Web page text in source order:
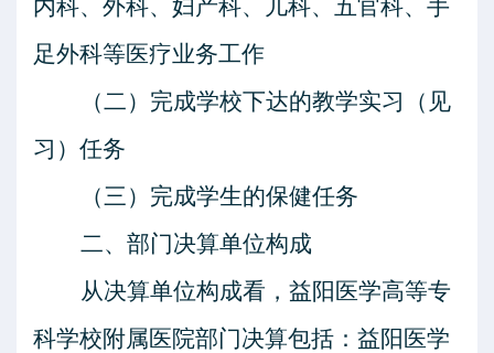
内科、外科、妇产科、儿科、五官科、手
足外科等医疗业务工作
（二）完成学校下达的教学实习（见
习）任务
（三）完成学生的保健任务
二、部门决算单位构成
从决算单位构成看，益阳医学高等专
科学校附属医院部门决算包括：益阳医学